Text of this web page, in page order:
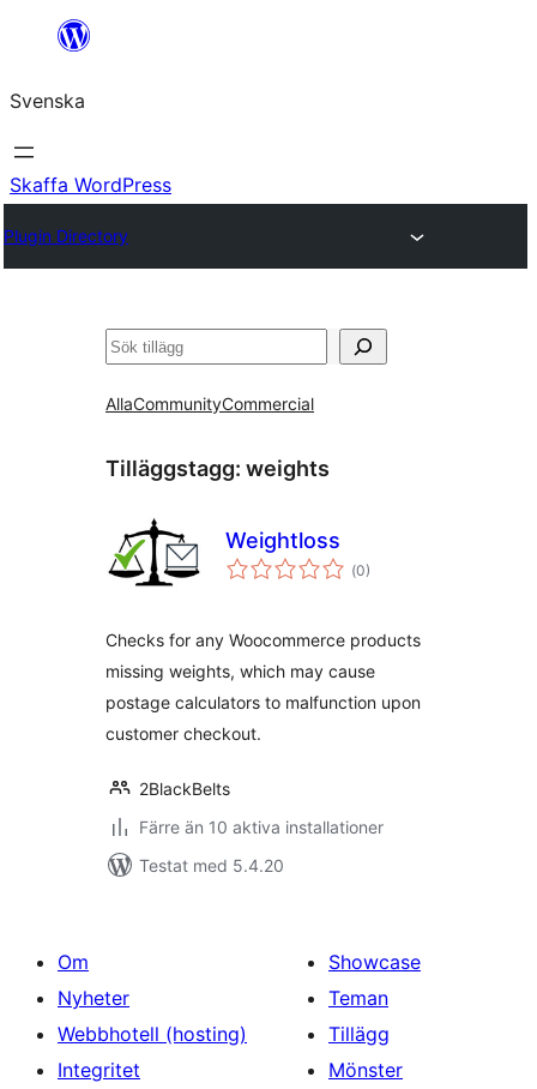
Hoppa
innehåll
Svenska
Skaffa WordPress
Plugin Directory
Sök
AllaCommunityCommercial
Tilläggstagg: weights
Weightloss
(Totalt
antal
0)
Checks for any Woocommerce products
missing weights, which may cause
postage calculators to malfunction upon
customer checkout.
2BlackBelts
Färre än 10 aktiva installationer
Testat med 5.4.20
Om
Nyheter
Webbhotell (hosting)
Integritet
Showcase
Teman
Tillägg
Mönster